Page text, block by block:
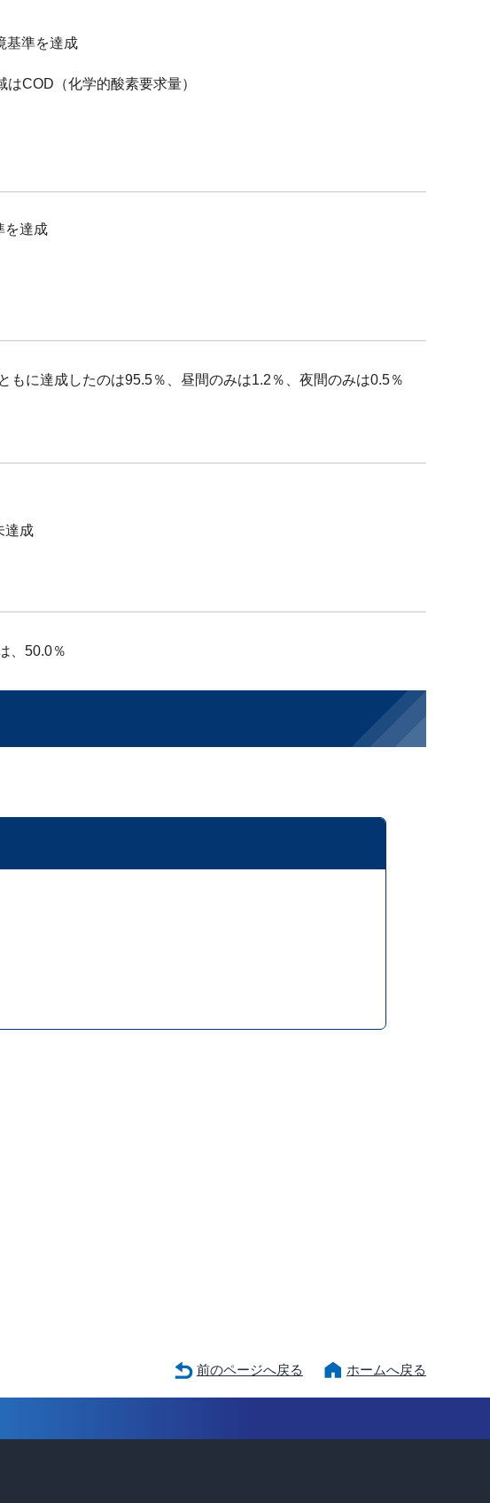
基準を達成
COD（化学的酸素要求量）
を達成
に達成したのは95.5％、昼間のみは1.2％、夜間のみは0.5％
達成
、50.0％
前のページへ戻る ホームへ戻る